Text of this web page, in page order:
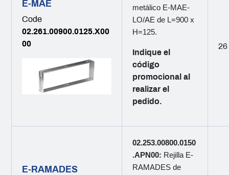
E-MAE
Code
02.261.00900.0125.X00
00
metálico E-MAE-
LO/AE de L=900 x
H=125.
Indique el
código
promocional al
realizar el
pedido.
26
E-RAMADES
02.253.00800.0150
.APN00: Rejilla E-
RAMADES de